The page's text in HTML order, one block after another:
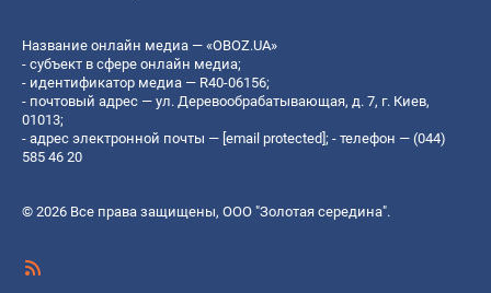
Название онлайн медиа — «OBOZ.UA»
- субъект в сфере онлайн медиа;
- идентификатор медиа — R40-06156;
- почтовый адрес — ул. Деревообрабатывающая, д. 7, г. Киев,
01013;
- адрес электронной почты — [email protected]; - телефон — (044)
585 46 20
© 2026 Все права защищены, ООО "Золотая середина".